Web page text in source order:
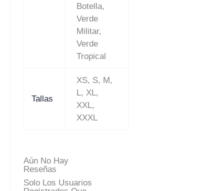
Botella,
Verde
Militar,
Verde
Tropical
Tallas
XS, S, M,
L, XL,
XXL,
XXXL
Aún No Hay
Reseñas
Solo Los Usuarios